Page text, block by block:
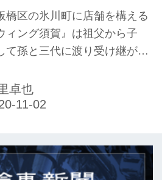
同業者結び助け合
橋区の氷川町に店舗を構える
ィング須賀』は祖父から子
て孫と三代に渡り受け継がれ
父が起業した当時は自転車や
のほか四輪も扱っていたとい
地域の人々に親しまれてい
卓也